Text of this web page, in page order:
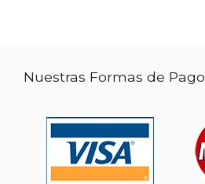
Nuestras Formas de Pago